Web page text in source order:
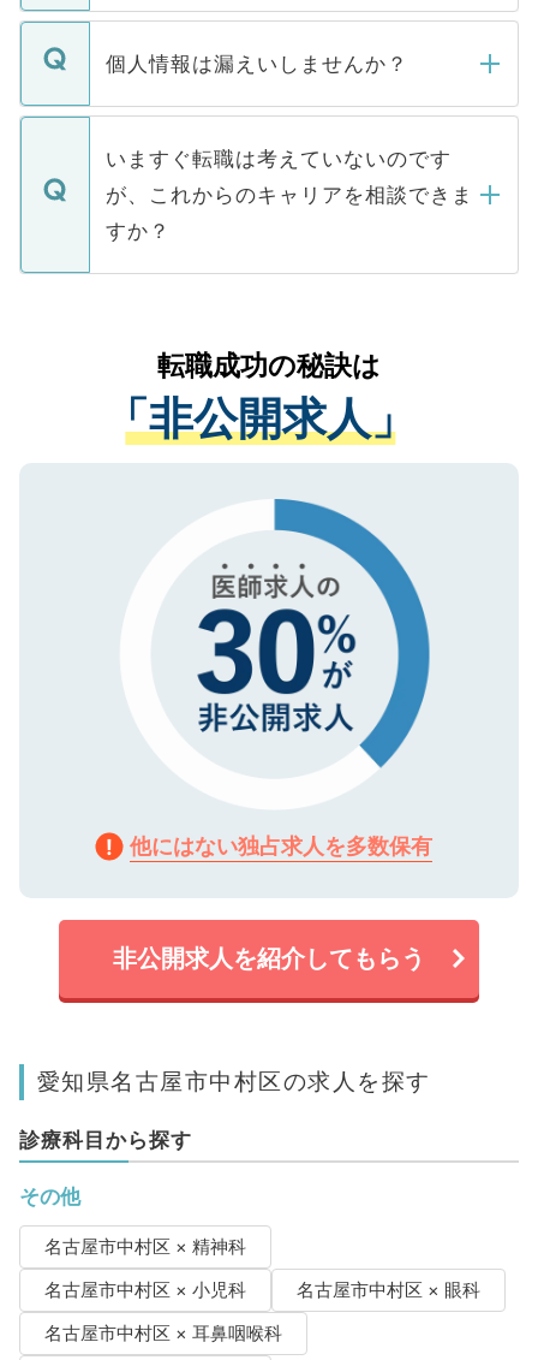
ません。
■応募殺到を避けるため 人気のある医療機
関を公にしてしまうと、応募が殺到する場
に、医療機関が求める条件に合った人材の
みを人材紹介会社に依頼するケースが増え
ています。
転職・入職を強要することは一切ありませ
ん。また、仮に応募先から内定をいただい
定を承諾する必要はありません。内定先へ
の辞退の連絡はキャリアパートナーが行い
ますので、ご安心ください。
個人情報は漏えいしませんか？
個人情報が漏えいすることはありませんの
で、ご安心ください。当サイトからの登録
などで収集したご登録者様の個人情報は、
ご本人のキャリアアップおよび転職活動の
支援を目的に使用いたします。お預かりし
ているすべての個人データはご本人の許可
は、個人情報の取り扱いについての厳密な
管理基準を満たした事業者のみに付与され
る、プライバシーマークを取得済みです。
ご登録いただいた個人情報は、SSL（デー
で、機密保持に関してもご安心ください。
いますぐ転職は考えていないのです
が、これからのキャリアを相談できま
すか？
かがいして、現在の医療機関の状況や紹介
経験をまじえながら、適切なアドバイスを
させていただきます。すぐにご転職をされ
ない方には、長期的なサポートが可能です
ので、まずはご登録ください。
転職成功の秘訣は
「非公開求人」
他にはない独占求人を多数保有
非公開求人を紹介してもらう
愛知県名古屋市中村区の求人を探す
診療科目から探す
その他
名古屋市中村区 × 精神科
名古屋市中村区 × 小児科
名古屋市中村区 × 眼科
名古屋市中村区 × 耳鼻咽喉科